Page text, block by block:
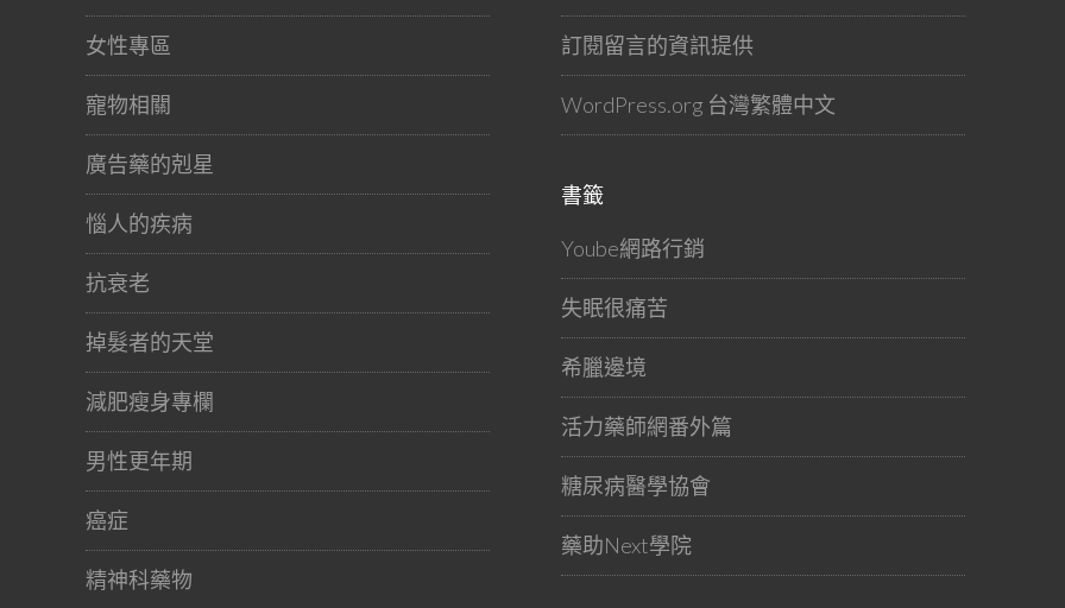
女性專區
寵物相關
廣告藥的剋星
惱人的疾病
抗衰老
掉髮者的天堂
減肥瘦身專欄
男性更年期
癌症
精神科藥物
訂閱留言的資訊提供
WordPress.org 台灣繁體中文
書籤
Yoube網路行銷
失眠很痛苦
希臘邊境
活力藥師網番外篇
糖尿病醫學協會
藥助Next學院